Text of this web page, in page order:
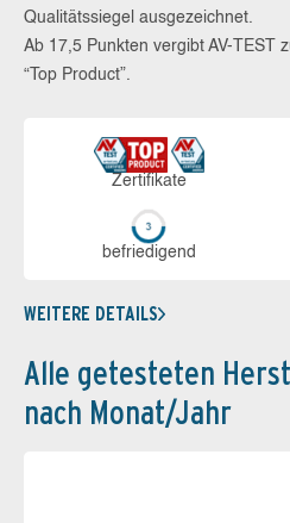
Qualitätssiegel ausgezeichnet.
Ab 17,5 Punkten vergibt AV-TEST
“Top Product”.
Zerti­fikate
be­frie­di­gend
WEITERE DETAILS
Alle getesteten
nach Monat/Jahr